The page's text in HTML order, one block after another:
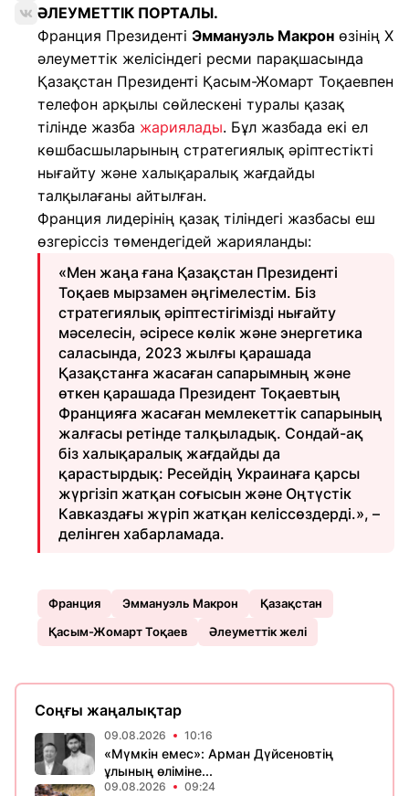
ӘЛЕУМЕТТІК ПОРТАЛЫ.
Франция Президенті Эммануэль Макрон өзінің X
әлеуметтік желісіндегі ресми парақшасында
Қазақстан Президенті Қасым-Жомарт Тоқаевпен
телефон арқылы сөйлескені туралы қазақ
тілінде жазба жариялады. Бұл жазбада екі ел
көшбасшыларының стратегиялық әріптестікті
нығайту және халықаралық жағдайды
талқылағаны айтылған.
Франция лидерінің қазақ тіліндегі жазбасы еш
өзгеріссіз төмендегідей жарияланды:
«Мен жаңа ғана Қазақстан Президенті
Тоқаев мырзамен әңгімелестім. Біз
стратегиялық әріптестігімізді нығайту
мәселесін, әсіресе көлік және энергетика
саласында, 2023 жылғы қарашада
Қазақстанға жасаған сапарымның және
өткен қарашада Президент Тоқаевтың
Францияға жасаған мемлекеттік сапарының
жалғасы ретінде талқыладық. Сондай-ақ
біз халықаралық жағдайды да
қарастырдық: Ресейдің Украинаға қарсы
жүргізіп жатқан соғысын және Оңтүстік
Кавказдағы жүріп жатқан келіссөздерді.», –
делінген хабарламада.
Франция Эммануэль Макрон
Қазақстан
Қасым-Жомарт Тоқаев
Әлеуметтік желі
Соңғы жаңалықтар
09.08.2026 10:16
«Мүмкін емес»: Арман Дүйсеновтің
ұлының өліміне...
09.08.2026 09:24